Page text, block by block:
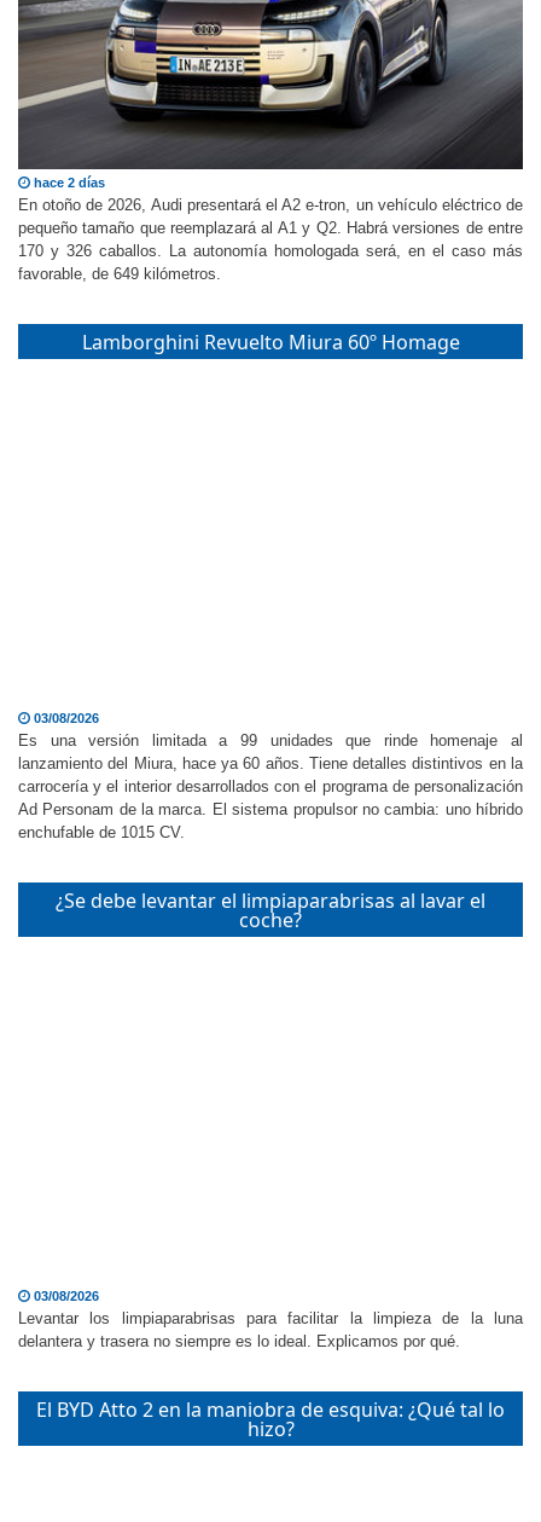
hace 2 días
En otoño de 2026, Audi presentará el A2 e-tron, un vehículo eléctrico de
pequeño tamaño que reemplazará al A1 y Q2. Habrá versiones de entre
170 y 326 caballos. La autonomía homologada será, en el caso más
Lamborghini Revuelto Miura 60º Homage
03/08/2026
Es una versión limitada a 99 unidades que rinde homenaje al
lanzamiento del Miura, hace ya 60 años. Tiene detalles distintivos en la
carrocería y el interior desarrollados con el programa de personalización
Ad Personam de la marca. El sistema propulsor no cambia: uno híbrido
¿Se debe levantar el limpiaparabrisas al lavar el
coche?
03/08/2026
Levantar los limpiaparabrisas para facilitar la limpieza de la luna
El BYD Atto 2 en la maniobra de esquiva: ¿Qué tal lo
hizo?